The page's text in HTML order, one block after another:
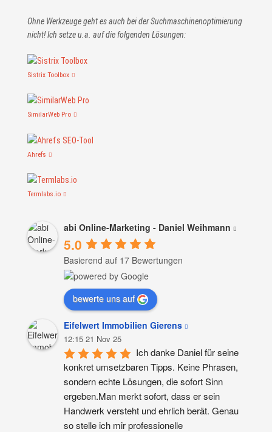
Ohne Werkzeuge geht es auch bei der Suchmaschinen­optimierung
nicht! Ich setze u.a. auf die folgenden Lösungen:
Sistrix Toolbox
SimilarWeb Pro
Ahrefs
Termlabs.io
abi Online-Marketing - Daniel Weihmann
5.0
Basierend auf 17 Bewertungen
bewerte uns auf
Eifelwert Immobilien Gierens
12:15 21 Nov 25
Ich danke Daniel für seine
konkret umsetzbaren Tipps. Keine Phrasen,
sondern echte Lösungen, die sofort Sinn
ergeben.Man merkt sofort, dass er sein
Handwerk versteht und ehrlich berät. Genau
so stelle ich mir professionelle